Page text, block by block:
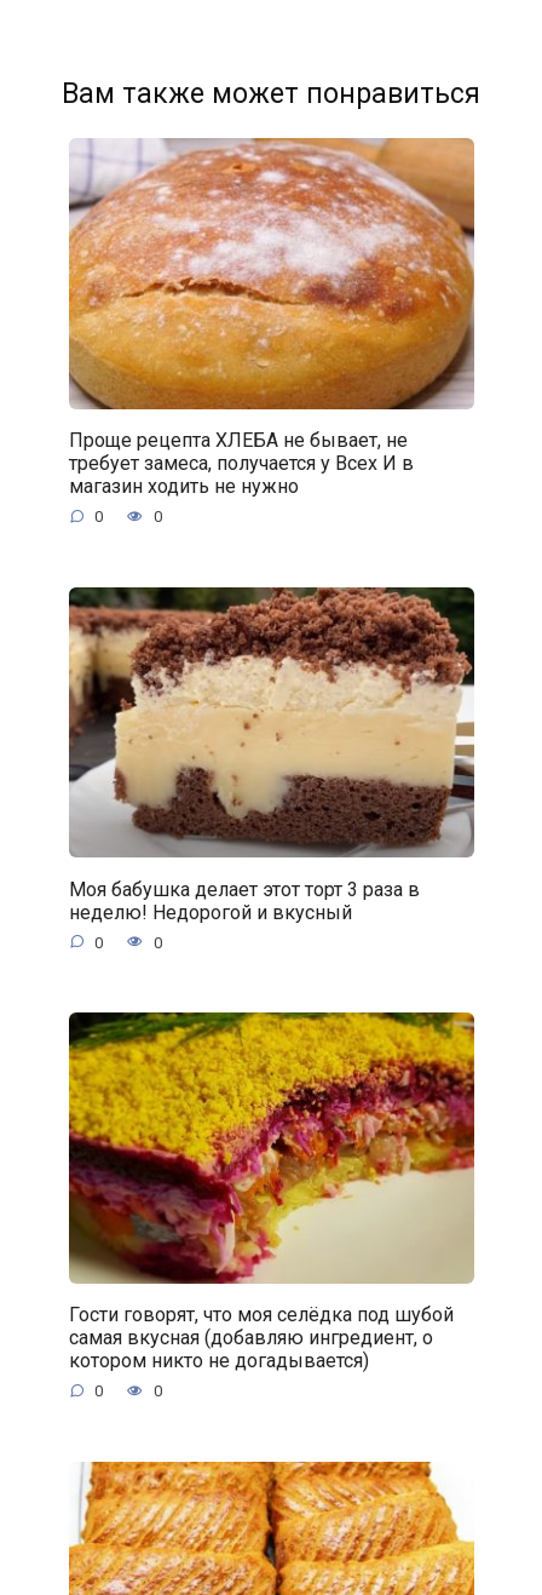
Вам также может понравиться
Проще рецепта ХЛЕБА не бывает, не
требует замеса, получается у Всех И в
магазин ходить не нужно
0 0
Моя бабушка делает этот торт 3 раза в
неделю! Недорогой и вкусный
0 0
Гости говорят, что моя селёдка под шубой
самая вкусная (добавляю ингредиент, о
котором никто не догадывается)
0 0